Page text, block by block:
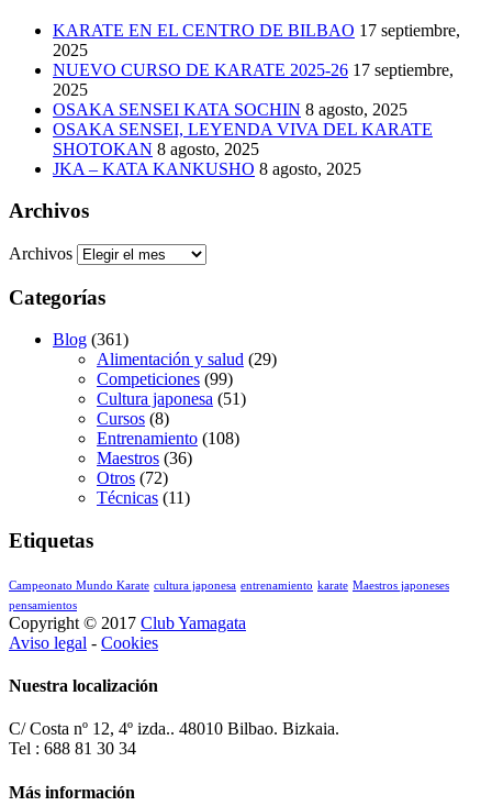
KARATE EN EL CENTRO DE BILBAO 17 septiembre,
2025
NUEVO CURSO DE KARATE 2025-26 17 septiembre,
2025
OSAKA SENSEI KATA SOCHIN 8 agosto, 2025
OSAKA SENSEI, LEYENDA VIVA DEL KARATE
SHOTOKAN 8 agosto, 2025
JKA – KATA KANKUSHO 8 agosto, 2025
Archivos
Archivos
Categorías
Blog (361)
Alimentación y salud (29)
Competiciones (99)
Cultura japonesa (51)
Cursos (8)
Entrenamiento (108)
Maestros (36)
Otros (72)
Técnicas (11)
Etiquetas
Campeonato Mundo Karate cultura japonesa entrenamiento karate Maestros japoneses
pensamientos
Copyright © 2017 Club Yamagata
Aviso legal - Cookies
Nuestra localización
C/ Costa nº 12, 4º izda.. 48010 Bilbao. Bizkaia.
Tel : 688 81 30 34
Más información